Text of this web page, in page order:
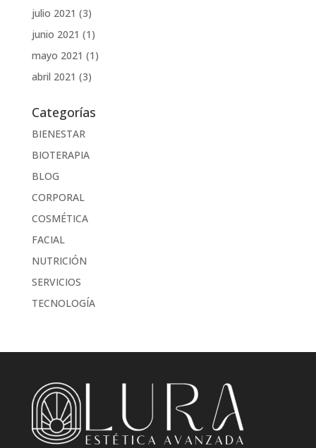
julio 2021 (3)
junio 2021 (1)
mayo 2021 (1)
abril 2021 (3)
Categorías
BIENESTAR
BIOTERAPIA
BLOG
CORPORAL
COSMÉTICA
FACIAL
NUTRICIÓN
SERVICIOS
TECNOLOGÍA